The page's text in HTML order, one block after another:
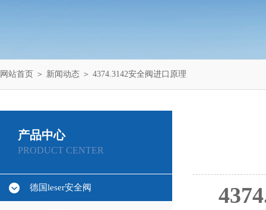
网站首页 ＞ 新闻动态 ＞ 4374.3142安全阀进口原理
产品中心
PRODUCT CENTER
德国leser安全阀